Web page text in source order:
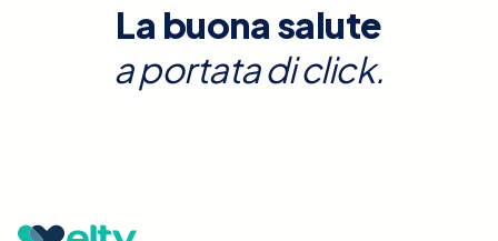
La buona salute
a portata di click.